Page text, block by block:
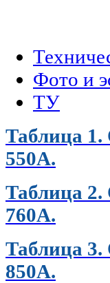
Фото и
ТУ
Таблица 1.
550А.
Таблица 2.
760А.
Таблица 3.
850А.